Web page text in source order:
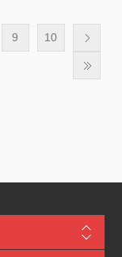
9 10